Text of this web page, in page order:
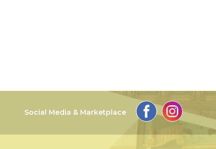
Social Media & Marketplace